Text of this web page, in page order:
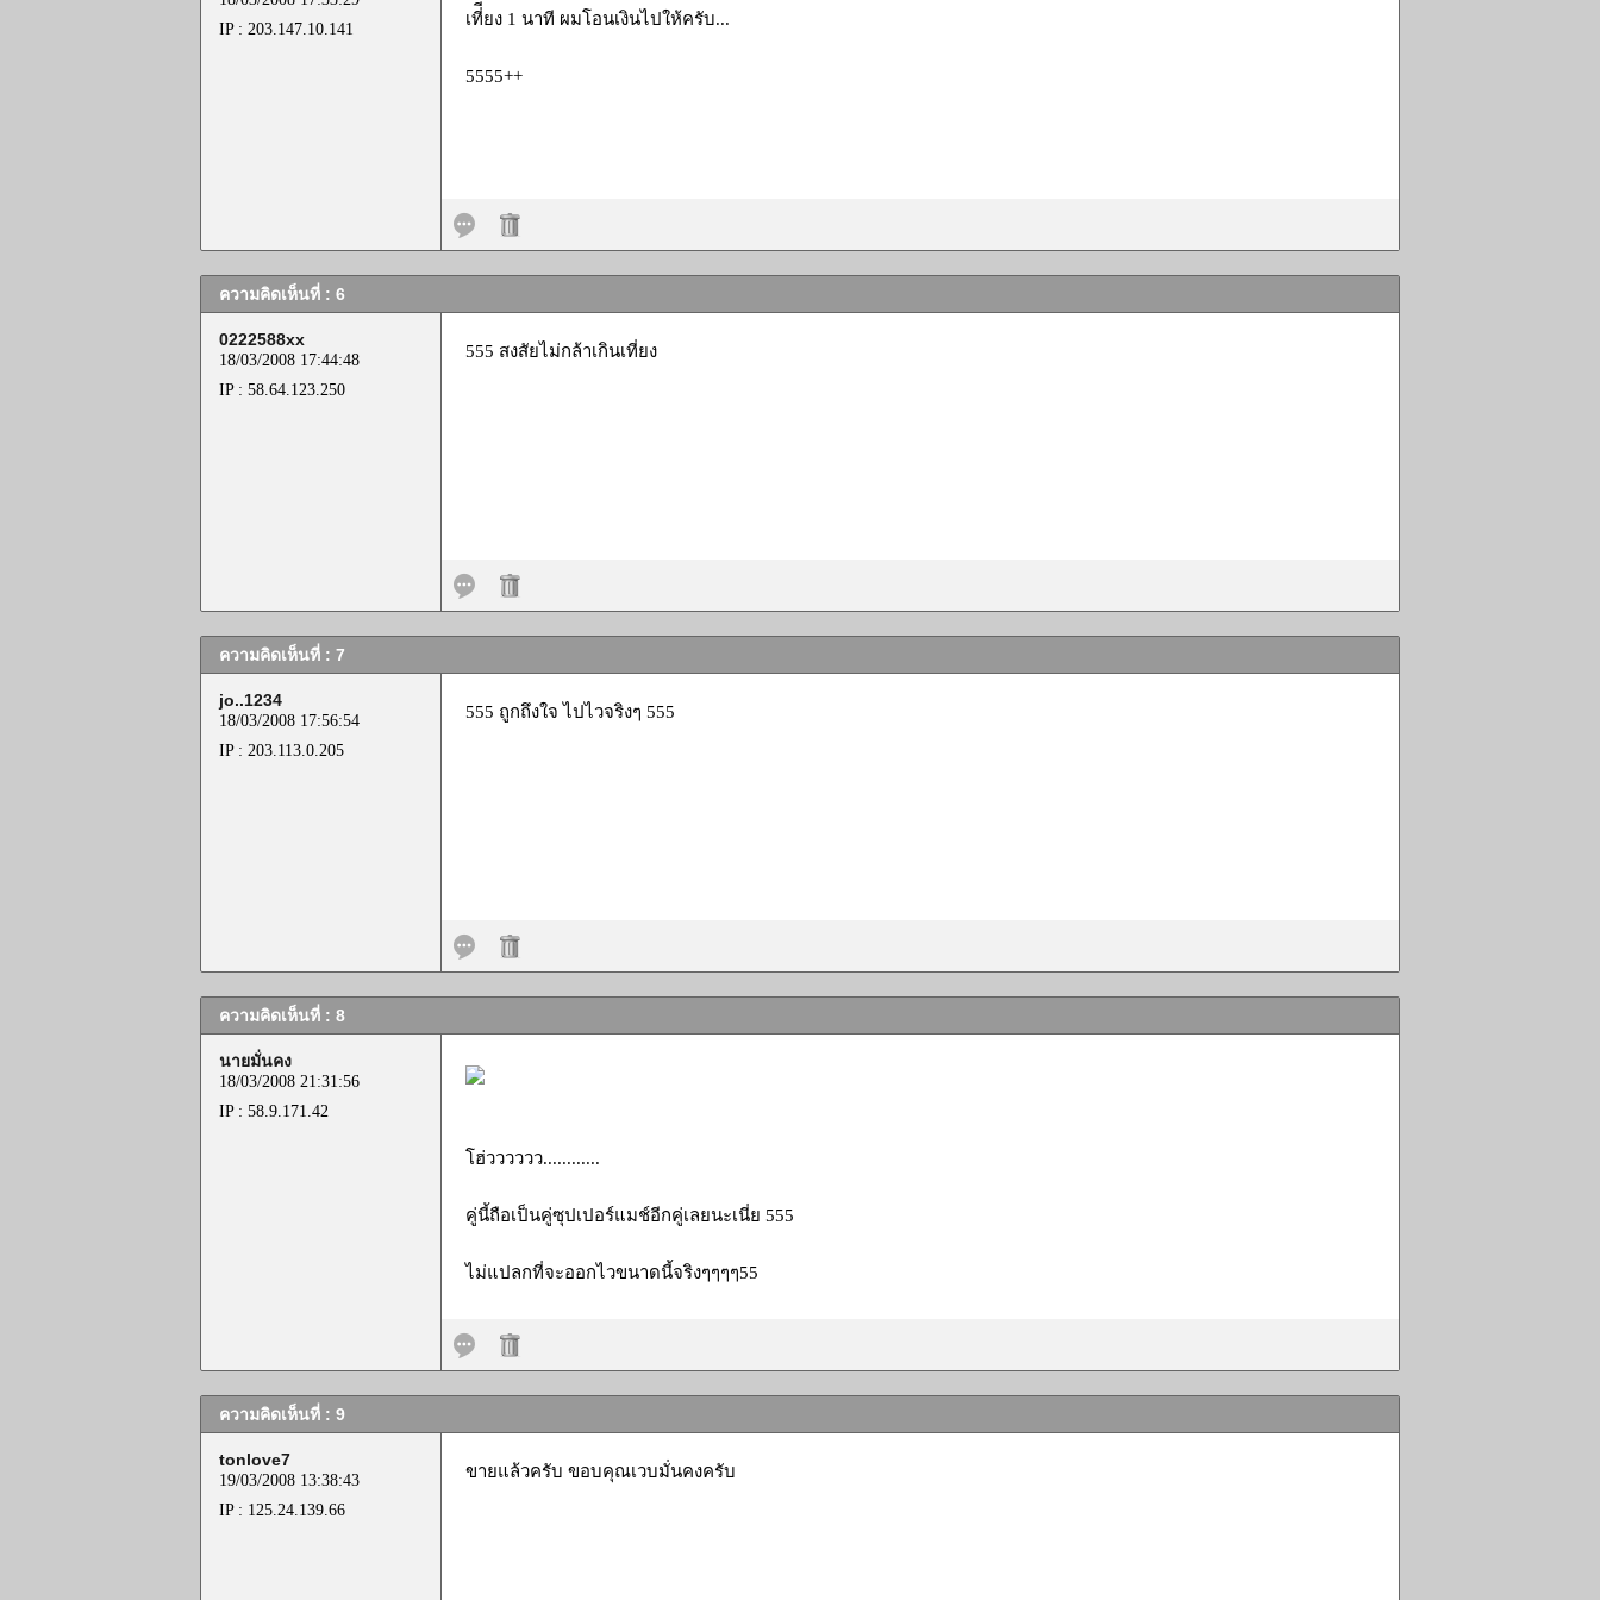
IP : 203.147.10.141
เที่ียง 1 นาที ผมโอนเงินไปให้ครับ...
5555++
ความคิดเห็นที่ : 6
0222588xx
18/03/2008 17:44:48
IP : 58.64.123.250
555 สงสัยไม่กล้าเกินเที่ยง
ความคิดเห็นที่ : 7
jo..1234
18/03/2008 17:56:54
IP : 203.113.0.205
555 ถูกถึงใจ ไปไวจริงๆ 555
ความคิดเห็นที่ : 8
นายมั่นคง
18/03/2008 21:31:56
IP : 58.9.171.42
โฮ่วววววว............
คู่นี้ถือเป็นคู่ซุปเปอร์แมช์อีกคู่เลยนะเนี่ย 555
ไม่แปลกที่จะออกไวขนาดนี้จริงๆๆๆๆ55
ความคิดเห็นที่ : 9
tonlove7
19/03/2008 13:38:43
IP : 125.24.139.66
ขายแล้วครับ ขอบคุณเวบมั่นคงครับ